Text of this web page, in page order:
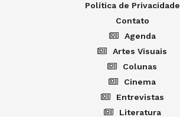
Política de Privacidade
Contato
Agenda
Artes Visuais
Colunas
Cinema
Entrevistas
Literatura